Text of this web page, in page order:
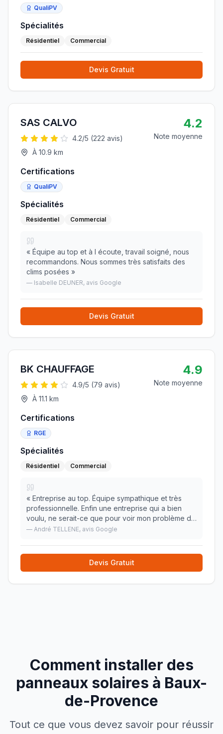
QualiPV
Spécialités
Résidentiel Commercial
Devis Gratuit
SAS CALVO
4.2/5 (222 avis)
À 10.9 km
4.2
Note moyenne
Certifications
QualiPV
Spécialités
Résidentiel Commercial
« Équipe au top et à l écoute, travail soigné, nous
recommandons. Nous sommes très satisfaits des
clims posées »
— Isabelle DEUNER, avis Google
Devis Gratuit
BK CHAUFFAGE
4.9/5 (79 avis)
À 11.1 km
4.9
Note moyenne
Certifications
RGE
Spécialités
Résidentiel Commercial
« Entreprise au top. Équipe sympathique et très
professionnelle. Enfin une entreprise qui a bien
voulu, ne serait-ce que pour voir mon problème de
chauffe-eau solaire de la marque "shucco" (qui
— André TELLENE, avis Google
Devis Gratuit
Comment installer des
panneaux solaires à Baux-
de-Provence
Tout ce que vous devez savoir pour réussir